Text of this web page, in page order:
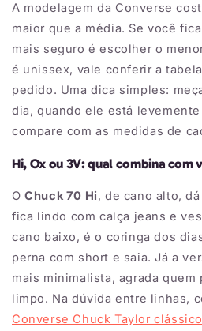
A modelagem da Converse
maior que a média. Se você
mais seguro é escolher o
é unissex, vale conferir a
pedido. Uma dica simples:
dia, quando ele está
compare com as medidas de
Hi, Ox ou 3V: qual combina com
OChuck 70 Hi, de cano alto,
fica lindo com calça jeans e
cano baixo, é o coringa dos
perna com short e saia. Já a
mais minimalista, agrada
limpo. Na dúvida entre linhas,
Converse Chuck Taylor clássico